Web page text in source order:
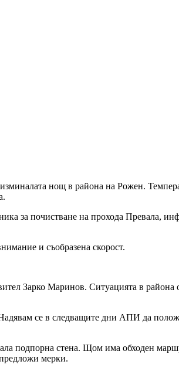
нощ в района на Рожен.
за почистване на прохода Превала,
и съобразена скорост.
Зарко Маринов. Ситуацията в района
се в следващите дни АПИ да
подпорна стена. Щом има обходен
мерки.